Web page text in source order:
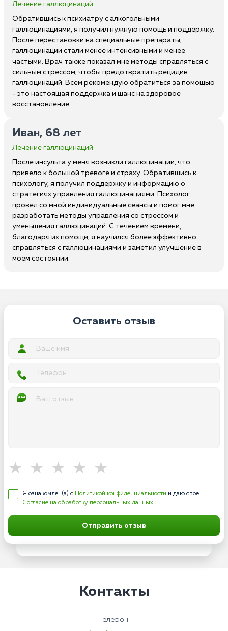
Лечение галлюцинаций
Обратившись к психиатру с алкогольными
галлюцинациями, я получил нужную помощь и поддержку.
После перестановки на специальные препараты,
галлюцинации стали менее интенсивными и менее
частыми. Врач также показал мне методы справляться с
сильным стрессом, чтобы предотвратить рецидив
галлюцинаций. Всем рекомендую обратиться за помощью
- это настоящая поддержка и шанс на здоровое
восстановление.
Иван, 68 лет
Лечение галлюцинаций
После инсульта у меня возникли галлюцинации, что
привело к большой тревоге и страху. Обратившись к
психологу, я получил поддержку и информацию о
стратегиях управления галлюцинациями. Психолог
провел со мной индивидуальные сеансы и помог мне
разработать методы управления со стрессом и
уменьшения галлюцинаций. С течением времени,
благодаря их помощи, я научился более эффективно
справляться с галлюцинациями и заметил улучшение в
моем состоянии.
Оставить отзыв
Я ознакомлен(а) с Политикой конфиденциальности и даю свое
Согласие на обработку персональных данных
Отправить отзыв
Контакты
Телефон: